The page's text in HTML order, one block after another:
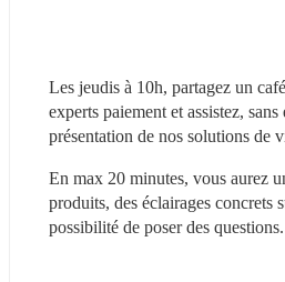
Les jeudis à 10h, partagez un
experts paiement et assistez,
présentation de nos solutions de
En max 20 minutes, vous aurez
produits, des éclairages concrets
possibilité de poser des questions.